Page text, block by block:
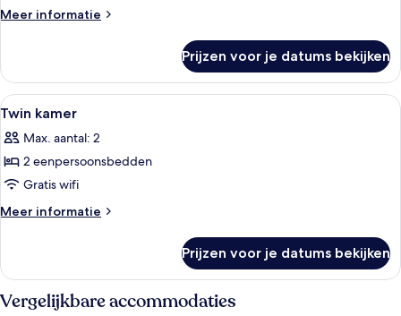
Meer informatie
Meer
Prijzen voor je datums bekijken
Alle
foto's
voor
Twin
kamer
laden
Een hotelkamer met twee bedden,
19
Twin kamer
Max. aantal: 2
2 eenpersoonsbedden
Gratis wifi
Meer informatie
Meer
kamer
Prijzen voor je datums bekijken
Vergelijkbare accommodaties